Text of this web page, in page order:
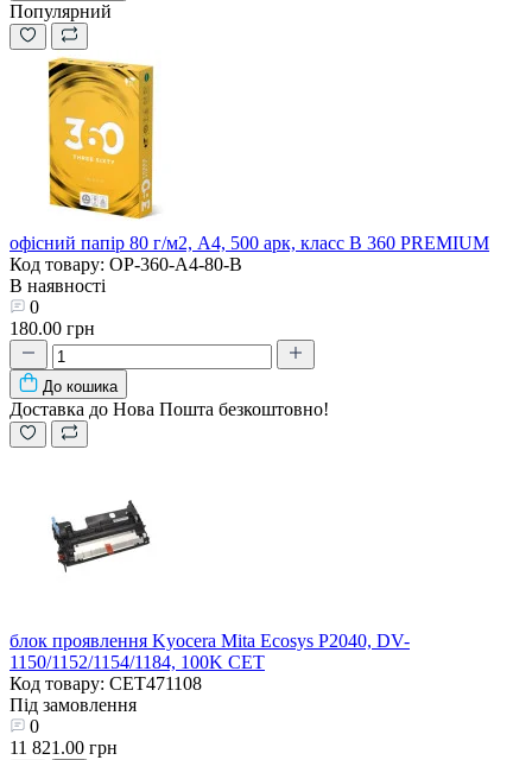
Популярний
офісний папір 80 г/м2, A4, 500 арк, класc B 360 PREMIUM
Код товару: OP-360-A4-80-B
В наявності
0
180.00 грн
До кошика
Доставка до Нова Пошта безкоштовно!
блок проявлення Kyocera Mita Ecosys P2040, DV-
1150/1152/1154/1184, 100K CET
Код товару: CET471108
Під замовлення
0
11 821.00 грн